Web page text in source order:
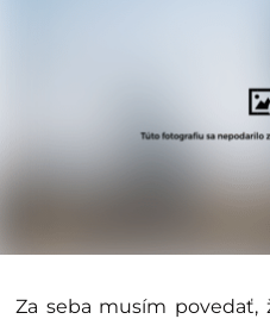
Za seba musím